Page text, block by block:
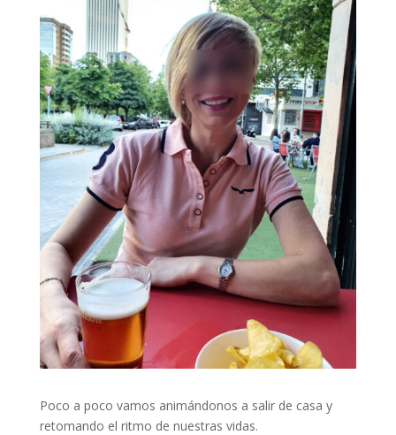
Poco a poco vamos animándonos a salir de casa y
retomando el ritmo de nuestras vidas.